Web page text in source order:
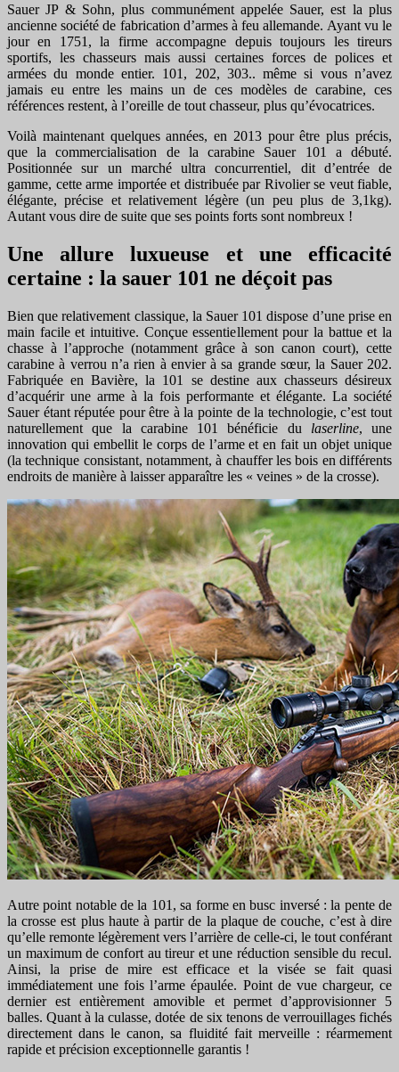
Sauer JP & Sohn, plus communément appelée Sauer, est la plus
ancienne société de fabrication d’armes à feu allemande. Ayant vu le
jour en 1751, la firme accompagne depuis toujours les tireurs
sportifs, les chasseurs mais aussi certaines forces de polices et
armées du monde entier. 101, 202, 303.. même si vous n’avez
jamais eu entre les mains un de ces modèles de carabine, ces
références restent, à l’oreille de tout chasseur, plus qu’évocatrices.
Voilà maintenant quelques années, en 2013 pour être plus précis,
que la commercialisation de la carabine Sauer 101 a débuté.
Positionnée sur un marché ultra concurrentiel, dit d’entrée de
gamme, cette arme importée et distribuée par Rivolier se veut fiable,
élégante, précise et relativement légère (un peu plus de 3,1kg).
Autant vous dire de suite que ses points forts sont nombreux !
Une allure luxueuse et une efficacité
certaine : la sauer 101 ne déçoit pas
Bien que relativement classique, la Sauer 101 dispose d’une prise en
main facile et intuitive. Conçue essentiellement pour la battue et la
chasse à l’approche (notamment grâce à son canon court), cette
carabine à verrou n’a rien à envier à sa grande sœur, la Sauer 202.
Fabriquée en Bavière, la 101 se destine aux chasseurs désireux
d’acquérir une arme à la fois performante et élégante. La société
Sauer étant réputée pour être à la pointe de la technologie, c’est tout
naturellement que la carabine 101 bénéficie du laserline, une
innovation qui embellit le corps de l’arme et en fait un objet unique
(la technique consistant, notamment, à chauffer les bois en différents
endroits de manière à laisser apparaître les « veines » de la crosse).
Autre point notable de la 101, sa forme en busc inversé : la pente de
la crosse est plus haute à partir de la plaque de couche, c’est à dire
qu’elle remonte légèrement vers l’arrière de celle-ci, le tout conférant
un maximum de confort au tireur et une réduction sensible du recul.
Ainsi, la prise de mire est efficace et la visée se fait quasi
immédiatement une fois l’arme épaulée. Point de vue chargeur, ce
dernier est entièrement amovible et permet d’approvisionner 5
balles. Quant à la culasse, dotée de six tenons de verrouillages fichés
directement dans le canon, sa fluidité fait merveille : réarmement
rapide et précision exceptionnelle garantis !